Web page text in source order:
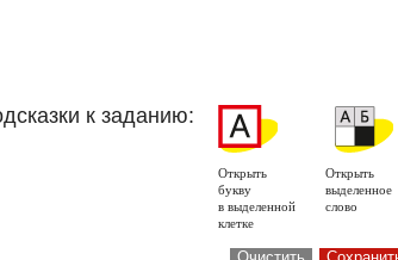
к заданию:
Открыть
букву
в выделенной
клетке
Открыть
выделенное
слово